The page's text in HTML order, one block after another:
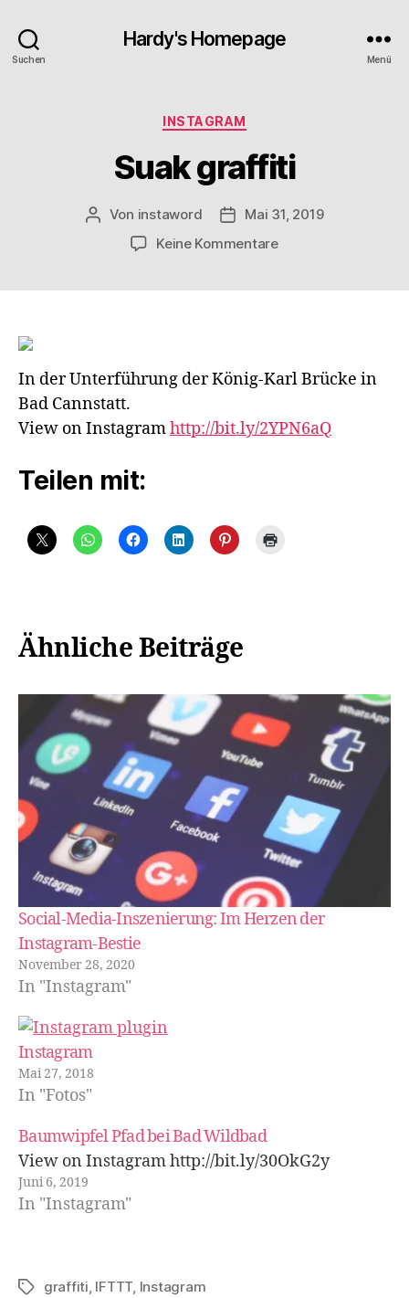
Suchen
Hardy's Homepage
Menü
Kategorien
INSTAGRAM
Suak graffiti
Beitragsautor
Von instaword Veröffentlichungsdatum
Mai 31, 2019
Keine Kommentarezu
In der Unterführung der König-Karl Brücke in
Bad Cannstatt.
View on Instagramhttp://bit.ly/2YPN6aQ
Teilen mit:
Ähnliche Beiträge
Social-Media-Inszenierung: Im Herzen der
Instagram-Bestie
November 28, 2020
In "Instagram"
Instagram
Mai 27, 2018
In "Fotos"
Baumwipfel Pfad bei Bad Wildbad
View on Instagram http://bit.ly/30OkG2y
Juni 6, 2019
In "Instagram"
Schlagwörter
graffiti IFTTT Instagram